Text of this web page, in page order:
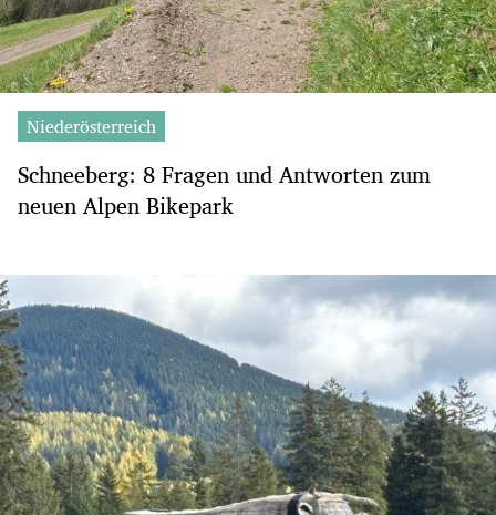
Niederösterreich
Schneeberg: 8 Fragen und Antworten zum
neuen Alpen Bikepark